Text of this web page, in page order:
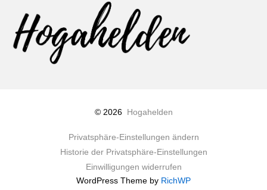
© 2026 Hogahelden
Privatsphäre-Einstellungen ändern
Historie der Privatsphäre-Einstellungen
Einwilligungen widerrufen
WordPress Theme by RichWP